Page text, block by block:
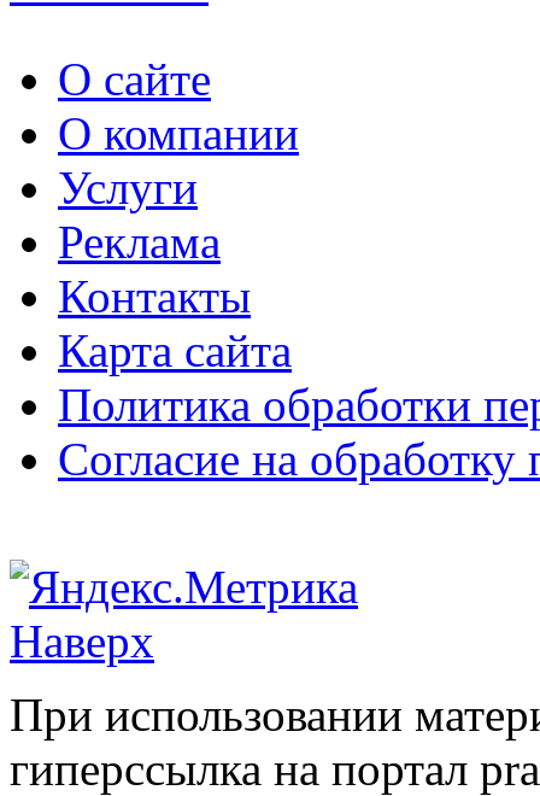
О сайте
О компании
Услуги
Реклама
Контакты
Карта сайта
Политика обработки
Согласие на
Наверх
При использовании
гиперссылка на портал